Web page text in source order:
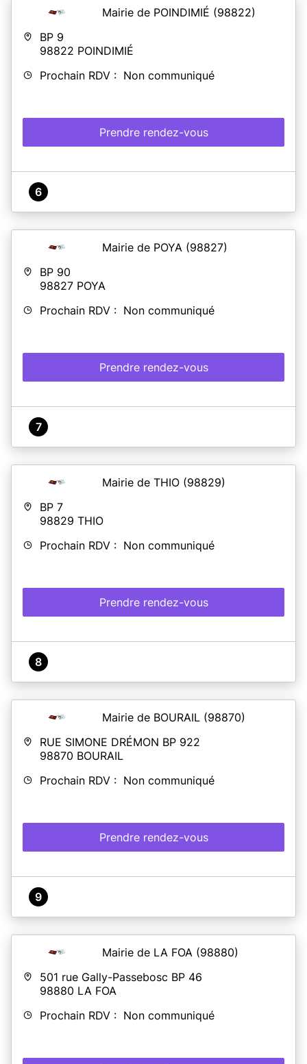
Mairie de POINDIMIÉ (98822)
BP 9
98822 POINDIMIÉ
Prochain RDV : Non communiqué
Prendre rendez-vous
6
Mairie de POYA (98827)
BP 90
98827 POYA
Prochain RDV : Non communiqué
Prendre rendez-vous
7
Mairie de THIO (98829)
BP 7
98829 THIO
Prochain RDV : Non communiqué
Prendre rendez-vous
8
Mairie de BOURAIL (98870)
RUE SIMONE DRÉMON BP 922
98870 BOURAIL
Prochain RDV : Non communiqué
Prendre rendez-vous
9
Mairie de LA FOA (98880)
501 rue Gally-Passebosc BP 46
98880 LA FOA
Prochain RDV : Non communiqué